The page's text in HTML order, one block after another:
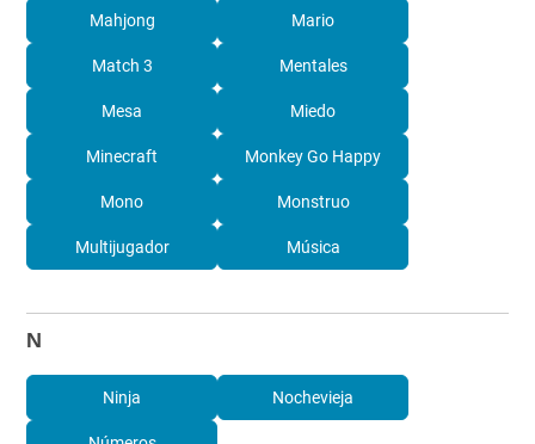
Mahjong Mario
Match 3 Mentales
Mesa Miedo
Minecraft Monkey Go Happy
Mono Monstruo
Multijugador Música
N
Ninja Nochevieja